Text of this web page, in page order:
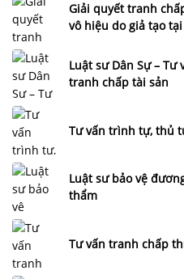
Giải quyết tranh
vô hiệu do giả tạo
Luật sư Dân Sự –
tranh chấp tài sản
Tư vấn trình tự, thủ
Luật sư bảo vệ
thẩm
Tư vấn tranh chấp